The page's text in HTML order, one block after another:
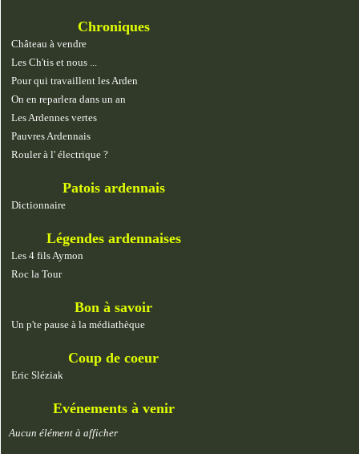
Chroniques
Château à vendre
Les Ch'tis et nous ...
Pour qui travaillent les Arden
On en reparlera dans un an
Les Ardennes vertes
Pauvres Ardennais
Rouler à l' électrique ?
Patois ardennais
Dictionnaire
Légendes ardennaises
Les 4 fils Aymon
Roc la Tour
Bon à savoir
Un p'te pause à la médiathèque
Coup de coeur
Eric Sléziak
Evénements à venir
Aucun élément à afficher